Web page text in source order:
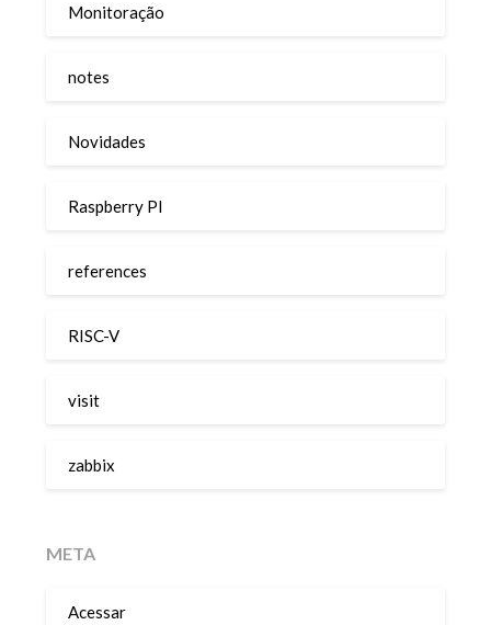
Monitoração
notes
Novidades
Raspberry PI
references
RISC-V
visit
zabbix
META
Acessar